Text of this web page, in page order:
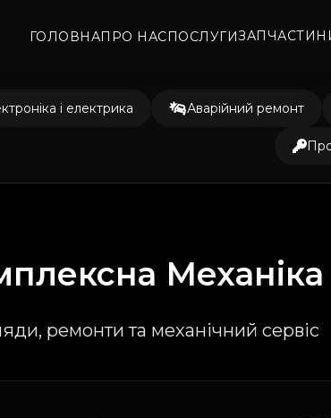
ГОЛОВНАПРО НАСПОСЛУГИ
і електрика Аварійний ремонт
Механіка
ремонти та механічний сервіс